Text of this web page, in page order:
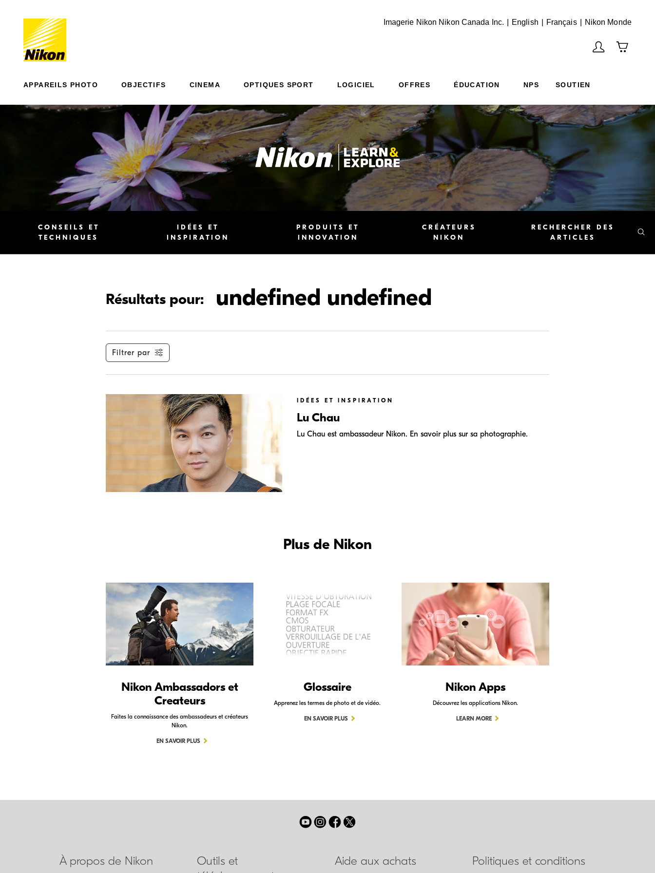
Imagerie Nikon Nikon Canada Inc. English English
Français Français
Nikon Monde
APPAREILS PHOTO OBJECTIFS CINEMA OPTIQUES SPORT LOGICIEL OFFRES ÉDUCATION NPS SOUTIEN
CONSEILS ET
TECHNIQUES
IDÉES ET
INSPIRATION
PRODUITS ET
INNOVATION
CRÉATEURS
NIKON
RECHERCHER DES
ARTICLES
Résultats pour: undefined undefined
Filtrer par
IDÉES ET INSPIRATION
Lu Chau
Lu Chau est ambassadeur Nikon. En savoir plus sur sa photographie.
Plus de Nikon
Nikon Ambassadors et
Createurs
Faites la connaissance des ambassadeurs et créateurs
Nikon.
EN SAVOIR PLUS
Glossaire
Apprenez les termes de photo et de vidéo.
EN SAVOIR PLUS
Nikon Apps
Découvrez les applications Nikon.
LEARN MORE
À propos de Nikon
Outils et
Aide aux achats Politiques et conditions